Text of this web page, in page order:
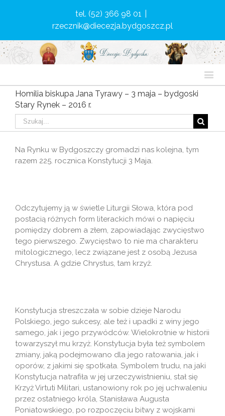
tel. (52) 366 98 01
rzecznik@diecezja.bydgoszcz.pl
Homilia biskupa Jana Tyrawy – 3 maja – bydgoski
Stary Rynek – 2016 r.
Na Rynku w Bydgoszczy gromadzi nas kolejna, tym
razem 225. rocznica Konstytucji 3 Maja.
Odczytujemy ją w świetle Liturgii Słowa, która pod
postacią różnych form literackich mówi o napięciu
pomiędzy dobrem a złem, zapowiadając zwycięstwo
tego pierwszego. Zwycięstwo to nie ma charakteru
mitologicznego, lecz związane jest z osobą Jezusa
Chrystusa. A gdzie Chrystus, tam krzyż.
Konstytucja streszczała w sobie dzieje Narodu
Polskiego, jego sukcesy, ale też i upadki z winy jego
samego, jak i jego przywódców. Wielokrotnie w historii
towarzyszył mu krzyż. Konstytucja była też symbolem
zmiany, jaką podejmowano dla jego ratowania, jak i
oporów, z jakimi się spotkała. Symbolem trudu, na jaki
Konstytucja natrafiła w jej urzeczywistnieniu, stał się
Krzyż Virtuti Militari, ustanowiony rok po jej uchwaleniu
przez ostatniego króla, Stanisława Augusta
Poniatowskiego, po rozpoczęciu bitwy z wojskami